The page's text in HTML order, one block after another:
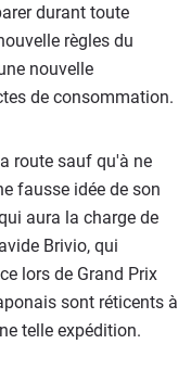
durant toute
règles du
nouvelle
de consommation.
route sauf qu'à ne
fausse idée de son
aura la charge de
Brivio, qui
lors de Grand Prix
sont réticents à
telle expédition.